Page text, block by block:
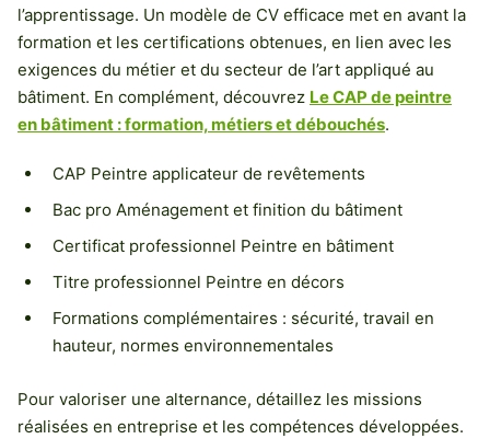
l’apprentissage. Un modèle de CV efficace met en avant la
formation et les certifications obtenues, en lien avec les
exigences du métier et du secteur de l’art appliqué au
bâtiment. En complément, découvrez Le CAP de peintre
en bâtiment : formation, métiers et débouchés.
CAP Peintre applicateur de revêtements
Bac pro Aménagement et finition du bâtiment
Certificat professionnel Peintre en bâtiment
Titre professionnel Peintre en décors
Formations complémentaires : sécurité, travail en
hauteur, normes environnementales
Pour valoriser une alternance, détaillez les missions
réalisées en entreprise et les compétences développées.